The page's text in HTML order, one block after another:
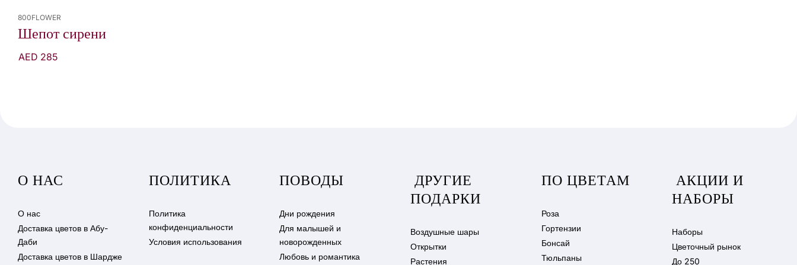
800FLOWER
Шепот сирени
AED 285
О НАС
О нас
Доставка цветов в Абу-
Даби
Доставка цветов в Шардже
ПОЛИТИКА
Политика
конфиденциальности
Условия использования
ПОВОДЫ
Дни рождения
Для малышей и
новорожденных
Любовь и романтика
ДРУГИЕ
ПОДАРКИ
Воздушные шары
Открытки
Растения
ПО ЦВЕТАМ
Роза
Гортензии
Бонсай
Тюльпаны
АКЦИИ И
НАБОРЫ
Наборы
Цветочный рынок
До 250